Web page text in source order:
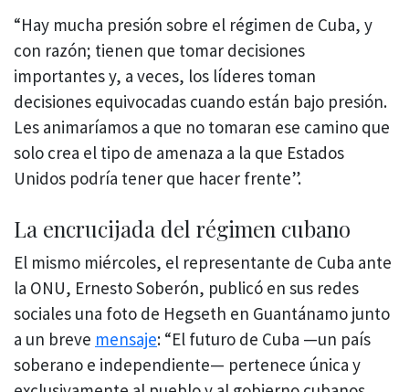
“Hay mucha presión sobre el régimen de Cuba, y
con razón; tienen que tomar decisiones
importantes y, a veces, los líderes toman
decisiones equivocadas cuando están bajo presión.
Les animaríamos a que no tomaran ese camino que
solo crea el tipo de amenaza a la que Estados
Unidos podría tener que hacer frente”.
La encrucijada del régimen cubano
El mismo miércoles, el representante de Cuba ante
la ONU, Ernesto Soberón, publicó en sus redes
sociales una foto de Hegseth en Guantánamo junto
a un breve mensaje: “El futuro de Cuba —un país
soberano e independiente— pertenece única y